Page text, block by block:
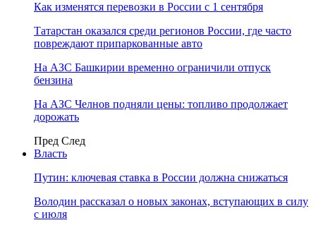
Как изменятся перевозки в России с 1 сентября
Татарстан оказался среди регионов России, где часто
повреждают припаркованные авто
На АЗС Башкирии временно ограничили отпуск
бензина
На АЗС Челнов подняли цены: топливо продолжает
дорожать
Пред След
Власть
Путин: ключевая ставка в России должна снижаться
Володин рассказал о новых законах, вступающих в силу
с июля